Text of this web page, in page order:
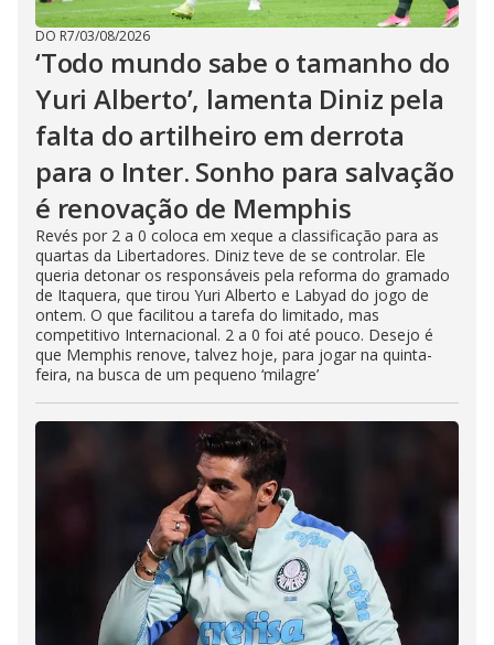
DO R7/03/08/2026
‘Todo mundo sabe o tamanho do
Yuri Alberto’, lamenta Diniz pela
falta do artilheiro em derrota
para o Inter. Sonho para salvação
é renovação de Memphis
Revés por 2 a 0 coloca em xeque a classificação para as
quartas da Libertadores. Diniz teve de se controlar. Ele
queria detonar os responsáveis pela reforma do gramado
de Itaquera, que tirou Yuri Alberto e Labyad do jogo de
ontem. O que facilitou a tarefa do limitado, mas
competitivo Internacional. 2 a 0 foi até pouco. Desejo é
que Memphis renove, talvez hoje, para jogar na quinta-
feira, na busca de um pequeno ‘milagre’